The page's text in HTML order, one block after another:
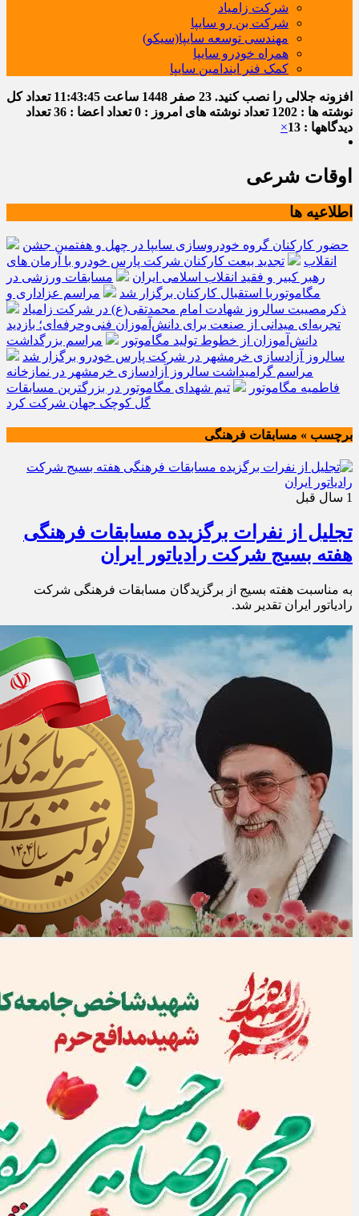
شرکت زامیاد
شرکت بن رو سایپا
مهندسی توسعه سایپا(سیکو)
همراه خودرو سایپا
کمک فنر ایندامین سایپا
افزونه جلالی را نصب کنید. 23 صفر 1448 ساعت 11:43:46 تعداد کل
نوشته ها : 1202
تعداد نوشته های امروز : 0 تعداد اعضا : 36
تعداد
دیدگاهها : 13
×
اوقات شرعی
اطلاعیه ها
حضور کارکنان گروه خودروسازی سایپا در چهل و هفتمین جشن
انقلاب
تجدید بیعت کارکنان شرکت پارس خودرو با آرمان های
رهبر کبیر و فقید انقلاب اسلامی ایران
مسابقات ورزشی در
مگاموتوربا استقبال کارکنان برگزار شد
مراسم عزاداری و
ذکرمصیبت سالروز شهادت امام محمدتقی(ع) در شرکت زامیاد
تجربه‌ای میدانی از صنعت برای دانش‌آموزان فنی‌وحرفه‌ای؛ بازدید
دانش‌آموزان از خطوط تولید مگاموتور
مراسم بزرگداشت
سالروز آزادسازی خرمشهر در شرکت پارس خودرو برگزار شد
مراسم گرامیداشت سالروز آزادسازی خرمشهر در نمازخانه
فاطمیه مگاموتور
تیم شهدای مگاموتور در بزرگترین مسابقات
گل کوچک جهان شرکت کرد
برچسب » مسابقات فرهنگی
1 سال قبل
تجلیل از نفرات برگزیده مسابقات فرهنگی
هفته بسیج شرکت رادیاتور ایران
به‌ مناسبت هفته بسیج از برگزیدگان مسابقات فرهنگی شرکت
رادیاتور ایران تقدیر شد.